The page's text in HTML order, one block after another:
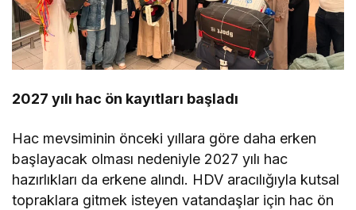
2027 yılı hac ön kayıtları başladı
Hac mevsiminin önceki yıllara göre daha erken
başlayacak olması nedeniyle 2027 yılı hac
hazırlıkları da erkene alındı. HDV aracılığıyla kutsal
topraklara gitmek isteyen vatandaşlar için hac ön